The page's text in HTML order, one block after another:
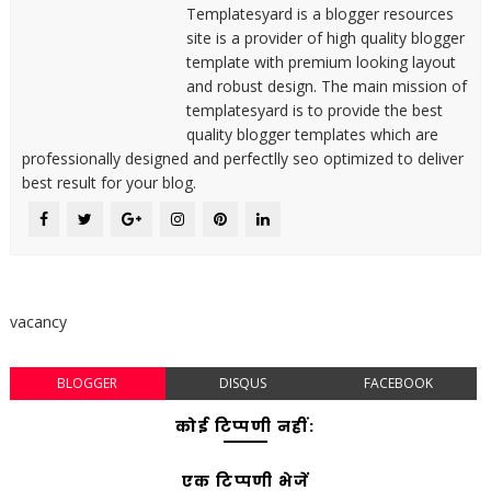
Templatesyard is a blogger resources
site is a provider of high quality blogger
template with premium looking layout
and robust design. The main mission of
templatesyard is to provide the best
quality blogger templates which are
professionally designed and perfectlly seo optimized to deliver
best result for your blog.
vacancy
BLOGGER DISQUS FACEBOOK
कोई टिप्पणी नहीं:
एक टिप्पणी भेजें